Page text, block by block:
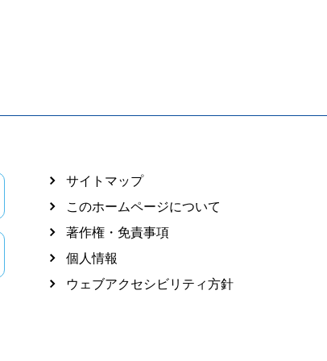
サイトマップ
このホームページについて
著作権・免責事項
個人情報
ウェブアクセシビリティ方針